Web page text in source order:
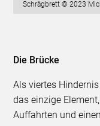
Schrägbrett © 2023
Die Brücke
Als viertes
das einzige
Auffahrten und